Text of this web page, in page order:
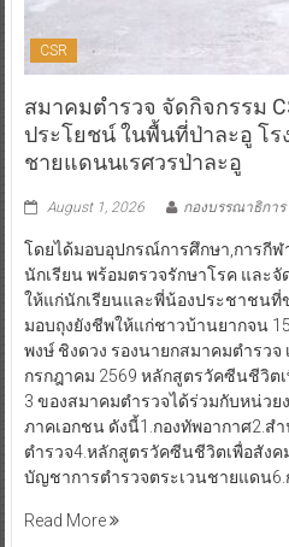
CSR
สมาคมตำรวจ จัดกิจกรรม
ประโยชน์ ในพื้นที่ป่าละอู โร
ชายแดนนเรศวรป่าละอู
August 1, 2026 กองบรรณาธิการ
โดยได้มอบอุปกรณ์การศึกษา,การกีฬ
นักเรียน พร้อมตรวจรักษาโรค และ
ให้แก่นักเรียนและพี่น้องประชาชน
มอบถุงยังชีพให้แก่ชาวบ้านยากจน
พงษ์ ชิงดวง รองนายกสมาคมตำรวจ
กรกฎาคม 2569 หลักสูตรวัคซีนชีวิต
3 ของสมาคมตำรวจได้ร่วมกับหน่วย
ภาคเอกชน ดังนี้1.กองทัพอากาศ2.ส
ตำรวจ4.หลักสูตรวัคซีนชีวิตเพื่อสังค
บัญชาการตำรวจตระเวนชายแดน6.
Read More